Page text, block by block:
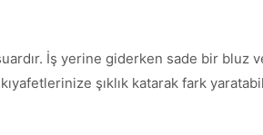
İş yerine giderken sade bir
şıklık katarak fark